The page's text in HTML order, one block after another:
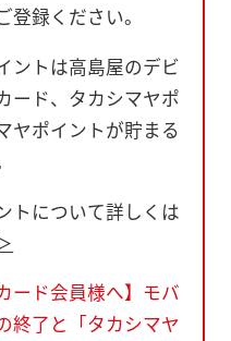
録ください。
ントは高島屋のデビ
ード、タカシマヤポ
ヤポイントが貯まる
トについて詳しくは
ード会員様へ】モバ
終了と「タカシマヤ